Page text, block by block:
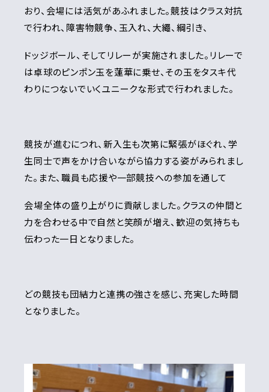
おり、会場には活気があふれました。競技はクラス対抗
で行われ、障害物競争、玉入れ、大繩、綱引き、
ドッジボール、そしてリレーが実施されました。リレーで
は卓球のピンポン玉を蓮華に乗せ、その玉をタスキ代
わりにつないでいくユニークな形式で行われました。
競技が進むにつれ、新入生も次第に緊張がほぐれ、学
生同士で声をかけ合いながら協力する姿がみられまし
た。また、職員も応援や一部競技への参加を通して
会場全体の盛り上がりに貢献しました。クラスの仲間と
力を合わせる中で自然と笑顔が増え、歓迎の気持ちも
伝わった一日となりました。
どの競技も団結力と連携の強さを感じ、充実した時間
となりました。